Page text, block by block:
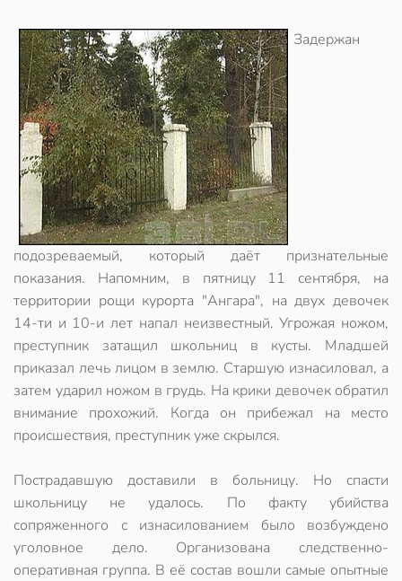
Задержан
подозреваемый, который даёт признательные
показания. Напомним, в пятницу 11 сентября, на
территории рощи курорта "Ангара", на двух девочек
14-ти и 10-и лет напал неизвестный. Угрожая ножом,
преступник затащил школьниц в кусты. Младшей
приказал лечь лицом в землю. Старшую изнасиловал, а
затем ударил ножом в грудь. На крики девочек обратил
внимание прохожий. Когда он прибежал на место
происшествия, преступник уже скрылся.
Пострадавшую доставили в больницу. Но спасти
школьницу не удалось. По факту убийства
сопряженного с изнасилованием было возбуждено
уголовное дело. Организована следственно-
оперативная группа. В её состав вошли самые опытные